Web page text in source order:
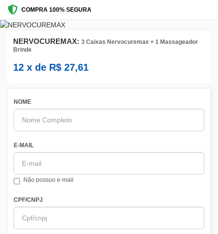
COMPRA 100% SEGURA
NERVOCUREMAX: 3 Caixas Nervocuremax + 1 Massageador
Brinde
12 x de R$ 27,61
NOME
E-MAIL
Não possuo e-mail
CPF/CNPJ